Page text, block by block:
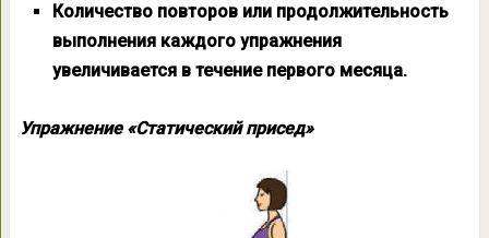
Количество повторов или продолжительность
выполнения каждого упражнения
увеличивается в течение первого месяца.
Упражнение «Статический присед»